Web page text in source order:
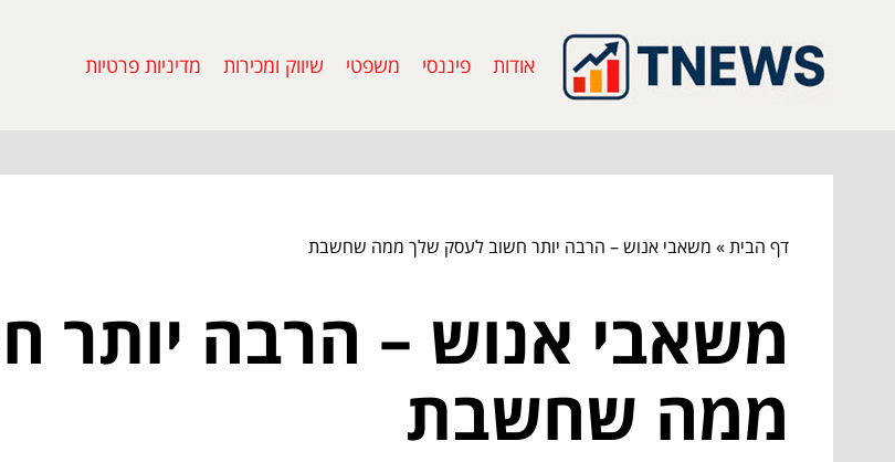
אודות פיננסי משפטי שיווק ומכירות מדיניות פרטיות
דף הבית» משאבי אנוש – הרבה יותר חשוב לעסק שלך ממה שחשבת
משאבי אנוש – הרבה יותר
ממה שחשבת